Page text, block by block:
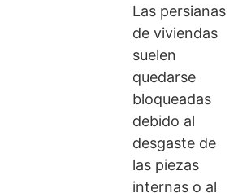
Las persianas
de viviendas
suelen
quedarse
bloqueadas
debido al
desgaste de
las piezas
internas o al